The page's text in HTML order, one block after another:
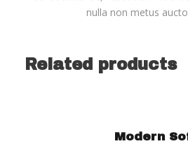
nulla non metus
Related products
Modern